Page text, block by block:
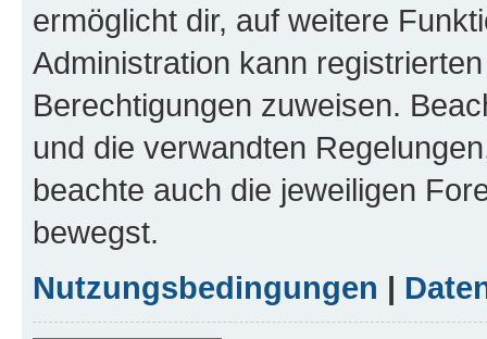
ermöglicht dir, auf weitere
Administration kann
Berechtigungen zuweisen.
und die verwandten
beachte auch die jeweiligen
bewegst.
Nutzungsbedingungen |